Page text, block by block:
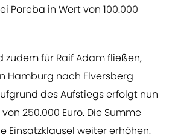
Poreba in Wert von 100.000
zudem für Raif Adam fließen,
Hamburg nach Elversberg
des Aufstiegs erfolgt nun
250.000 Euro. Die Summe
Einsatzklausel weiter erhöhen.